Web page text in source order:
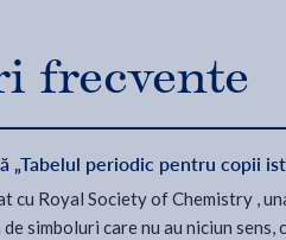
frecvente
„Tabelul periodic pentru copii
cu Royal Society of Chemistry ,
simboluri care nu au niciun